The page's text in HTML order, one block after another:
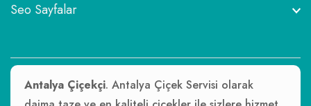
Seo Sayfalar
Antalya Çiçekçi. Antalya Çiçek Servisi olarak